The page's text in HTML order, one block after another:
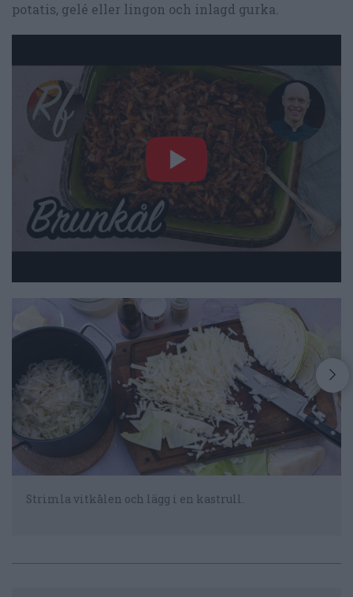
potatis, gelé eller lingon och inlagd gurka.
Strimla vitkålen och lägg i en kastrull.